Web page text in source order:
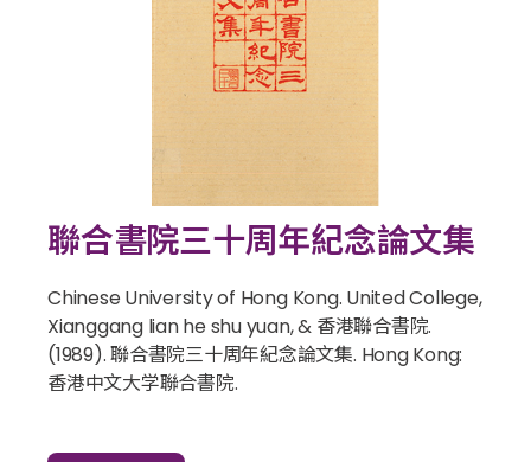
聯合書院三十周年紀念論文集
Chinese University of Hong Kong. United College,
Xianggang lian he shu yuan, & 香港聯合書院.
(1989).聯合書院三十周年紀念論文集. Hong Kong:
香港中文大学聯合書院.